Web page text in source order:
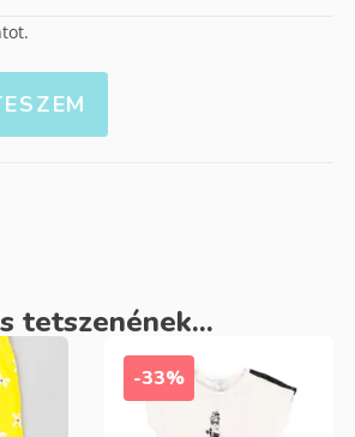
tetszenének...
-33%